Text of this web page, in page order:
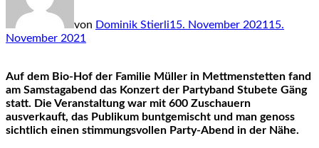
von Dominik Stierli15. November 2021 15.
November 2021
Auf dem Bio-Hof der Familie Müller in Mettmenstetten fand
am Samstagabend das Konzert der Partyband Stubete Gäng
statt. Die Veranstaltung war mit 600 Zuschauern
ausverkauft, das Publikum buntgemischt und man genoss
sichtlich einen stimmungsvollen Party-Abend in der Nähe.